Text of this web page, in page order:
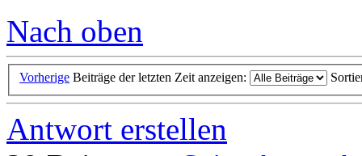
Nach oben
Vorherige Beiträge der letzten Zeit anzeigen:
Antwort erstellen